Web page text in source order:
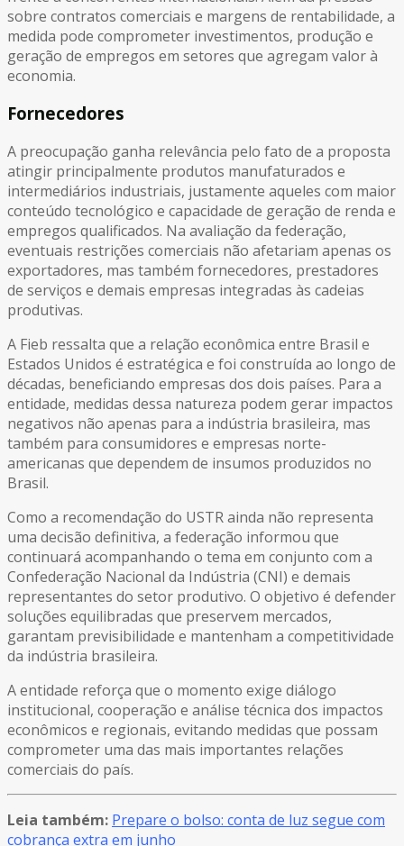
sobre contratos comerciais e margens de rentabilidade, a
medida pode comprometer investimentos, produção e
geração de empregos em setores que agregam valor à
economia.
Fornecedores
A preocupação ganha relevância pelo fato de a proposta
atingir principalmente produtos manufaturados e
intermediários industriais, justamente aqueles com maior
conteúdo tecnológico e capacidade de geração de renda e
empregos qualificados. Na avaliação da federação,
eventuais restrições comerciais não afetariam apenas os
exportadores, mas também fornecedores, prestadores
de serviços e demais empresas integradas às cadeias
produtivas.
A Fieb ressalta que a relação econômica entre Brasil e
Estados Unidos é estratégica e foi construída ao longo de
décadas, beneficiando empresas dos dois países. Para a
entidade, medidas dessa natureza podem gerar impactos
negativos não apenas para a indústria brasileira, mas
também para consumidores e empresas norte-
americanas que dependem de insumos produzidos no
Brasil.
Como a recomendação do USTR ainda não representa
uma decisão definitiva, a federação informou que
continuará acompanhando o tema em conjunto com a
Confederação Nacional da Indústria (CNI) e demais
representantes do setor produtivo. O objetivo é defender
soluções equilibradas que preservem mercados,
garantam previsibilidade e mantenham a competitividade
da indústria brasileira.
A entidade reforça que o momento exige diálogo
institucional, cooperação e análise técnica dos impactos
econômicos e regionais, evitando medidas que possam
comprometer uma das mais importantes relações
comerciais do país.
Leia também: Prepare o bolso: conta de luz segue com
cobrança extra em junho